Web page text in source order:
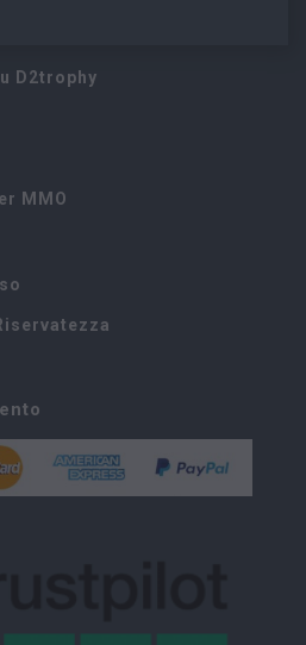
D2trophy
MMO